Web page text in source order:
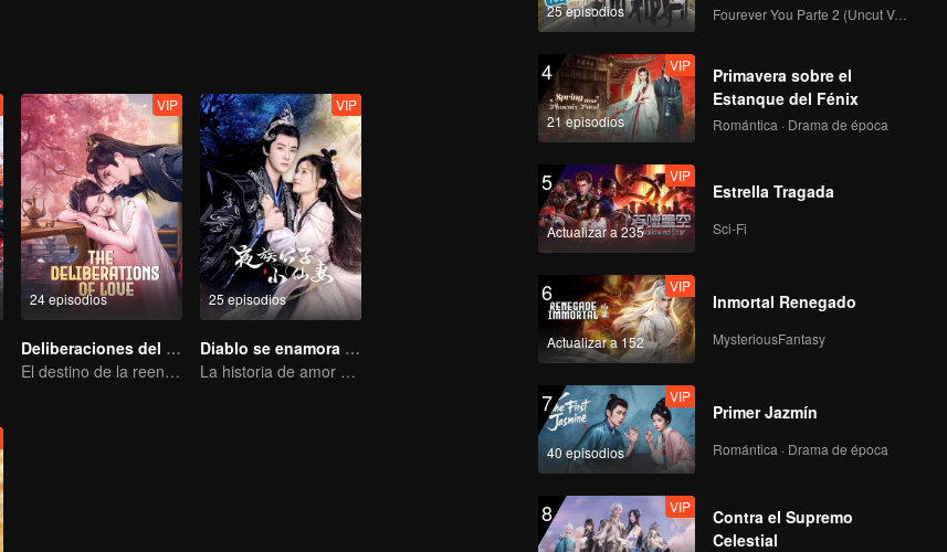
24 episodios
VIP
Deliberaciones del Amor
El destino de la reencarnación cíclica recayó sobre Qingqing
25 episodios
VIP
Diablo se enamora de Hada
La historia de amor entre un hada vivaz y un diablo de rostro frío
25 episodios Fourever You Parte 2 (Uncut Ver.)
4
21 episodios
VIP
Primavera sobre el
Estanque del Fénix
Romántica · Drama de época
5
Actualizar a 235
VIP
Estrella Tragada
Sci-Fi
6
Actualizar a 152
VIP
Inmortal Renegado
MysteriousFantasy
7
40 episodios
VIP
Primer Jazmín
Romántica · Drama de época
8 VIP
Contra el Supremo
Celestial